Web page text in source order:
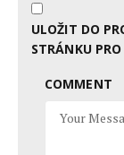
ULOŽIT DO
STRÁNKU
COMMENT